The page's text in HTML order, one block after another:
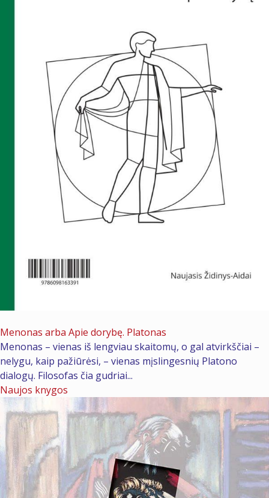
Menonas arba Apie dorybę. Platonas
Menonas – vienas iš lengviau skaitomų, o gal atvirkščiai –
nelygu, kaip pažiūrėsi, – vienas mįslingesnių Platono
dialogų. Filosofas čia gudriai...
Naujos knygos